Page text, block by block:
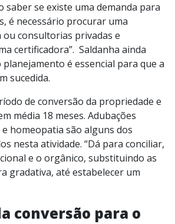
saber se existe uma demanda para
é necessário procurar uma
ou consultorias privadas e
certificadora”. Saldanha ainda
é essencial para que a
sucedida.
de conversão da propriedade e
média 18 meses. Adubações
homeopatia são alguns dos
nesta atividade. “Dá para conciliar,
e o orgânico, substituindo as
gradativa, até estabelecer um
conversão para o